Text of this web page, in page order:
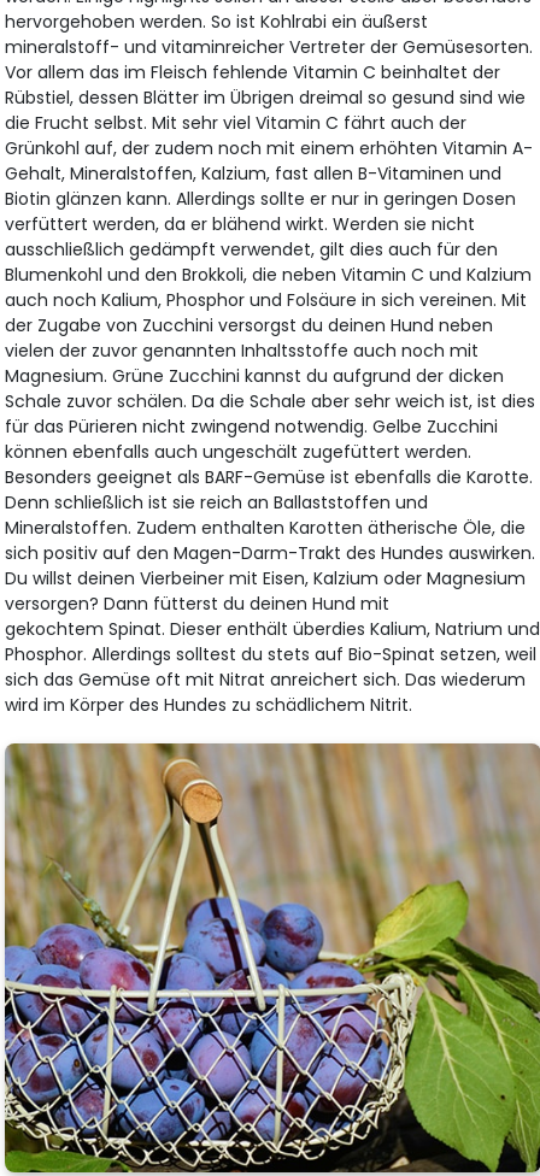
hervorgehoben werden. So ist Kohlrabi ein äußerst
mineralstoff- und vitaminreicher Vertreter der Gemüsesorten.
Vor allem das im Fleisch fehlende Vitamin C beinhaltet der
Rübstiel, dessen Blätter im Übrigen dreimal so gesund sind wie
die Frucht selbst. Mit sehr viel Vitamin C fährt auch der
Grünkohl auf, der zudem noch mit einem erhöhten Vitamin A-
Gehalt, Mineralstoffen, Kalzium, fast allen B-Vitaminen und
Biotin glänzen kann. Allerdings sollte er nur in geringen Dosen
verfüttert werden, da er blähend wirkt. Werden sie nicht
ausschließlich gedämpft verwendet, gilt dies auch für den
Blumenkohl und den Brokkoli, die neben Vitamin C und Kalzium
auch noch Kalium, Phosphor und Folsäure in sich vereinen. Mit
der Zugabe von Zucchini versorgst du deinen Hund neben
vielen der zuvor genannten Inhaltsstoffe auch noch mit
Magnesium. Grüne Zucchini kannst du aufgrund der dicken
Schale zuvor schälen. Da die Schale aber sehr weich ist, ist dies
für das Pürieren nicht zwingend notwendig. Gelbe Zucchini
können ebenfalls auch ungeschält zugefüttert werden.
Besonders geeignet als BARF-Gemüse ist ebenfalls die Karotte.
Denn schließlich ist sie reich an Ballaststoffen und
Mineralstoffen. Zudem enthalten Karotten ätherische Öle, die
sich positiv auf den Magen-Darm-Trakt des Hundes auswirken.
Du willst deinen Vierbeiner mit Eisen, Kalzium oder Magnesium
versorgen? Dann fütterst du deinen Hund mit
gekochtem Spinat. Dieser enthält überdies Kalium, Natrium und
Phosphor. Allerdings solltest du stets auf Bio-Spinat setzen, weil
sich das Gemüse oft mit Nitrat anreichert sich. Das wiederum
wird im Körper des Hundes zu schädlichem Nitrit.